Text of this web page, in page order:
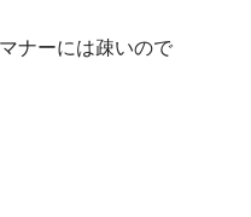
ナーには疎いので